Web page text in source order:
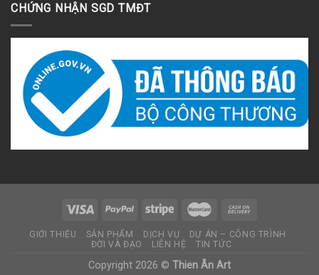
CHỨNG NHẬN SGD TMĐT
GIỚI THIỆU SẢN PHẨM DỊCH VỤ
DỰ ÁN – CÔNG TRÌNH
ĐỜI VÀ ĐẠO
LIÊN HỆ TIN TỨC
Copyright 2026 © Thien Ân Art